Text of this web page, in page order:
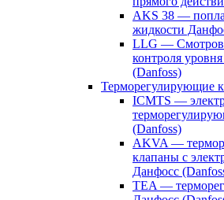
AKS 38 —
жидкости
LLG —
контроля
(Danfoss)
Терморегулирующие
ICMTS —
(Danfoss)
AKVA —
клапаны с
Данфосс
TEA —